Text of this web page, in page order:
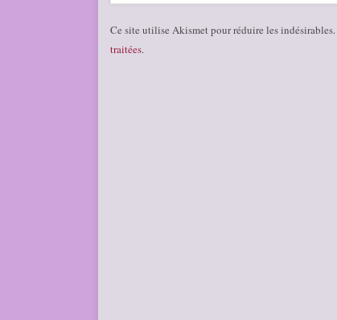
Ce site utilise Akismet pour réduire les indésirables.
traitées.